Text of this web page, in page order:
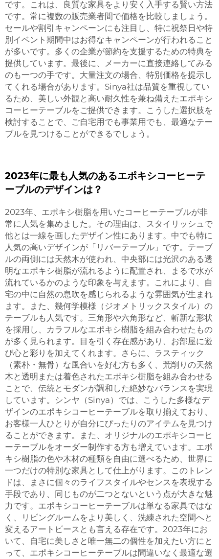
です。これは、良質な家具をより安く入手する賢い方法
です。常に複数の販売業者間で価格を比較しましょう。
セールや割引キャンペーンにも注目し、特に祝祭日や特
別イベント期間中はお得なキャンペーンが行われること
が多いです。多くの企業が節約を支援するための特典を
提供しています。最後に、メーカーに直接連絡してみる
のも一つの手です。大量注文の場合、特別価格を提示し
てくれる場合があります。Sinya社は品質を重視してい
るため、美しい外観と高い耐久性を兼ね備えたエポキシ
コーヒーテーブルをご提供できます。こうした選択肢を
検討することで、ご自宅用でも事業用でも、最適なテー
ブルを見つけることができるでしょう。
2023年に最も人気のあるエポキシコーヒーテ
ーブルのデザインは？
2023年、エポキシ樹脂を用いたコーヒーテーブルが非
常に人気を集めました。その理由は、スタイリッシュで
他とは一線を画したデザイン性にあります。中でも特に
人気の高いデザインが「リバーテーブル」です。テーブ
ルの両側には天然木が使われ、中央部には光沢のある透
明なエポキシ樹脂が流れるように配置され、まるで水が
流れているかのような印象を与えます。これにより、自
宅の中に自然の息吹を感じられるような雰囲気が生まれ
ます。また、幾何学模様（ジオメトリックスタイル）の
テーブルも人気です。三角形や六角形など、斬新な形状
を採用し、カラフルなエポキシ樹脂を組み合わせたもの
が多く見られます。目を引く存在感があり、お部屋に遊
び心と彩りを加えてくれます。さらに、ラスティック
（素朴・無骨）な風合いを好む方も多く、荒削りの天然
木と透明または着色されたエポキシ樹脂を組み合わせる
ことで、伝統とモダンが調和した絶妙なバランスを実現
しています。シンヤ（Sinya）では、こうした多様なデ
ザインのエポキシコーヒーテーブルを取り揃えており、
お客様一人ひとりが自分にぴったりのアイテムを見つけ
ることができます。また、オリジナルのエポキシコーヒ
ーテーブルをオーダー制作する方も増えています。エポ
キシ樹脂の色や木材の種類を自由に選べるため、世界に
一つだけの特別な家具として仕上がります。このトレン
ドは、まさに個々のライフスタイルやセンスを表現する
手段であり、同じものが二つとないという点が大きな魅
力です。エポキシコーヒーテーブルは単なる家具ではな
く、リビングルームをより美しく、洗練された空間へと
変えるアートピースとも言える存在です。2023年にお
いて、自宅に美しさと唯一無二の個性を加えたい方にと
って、エポキシコーヒーテーブルは間違いなく最適な選